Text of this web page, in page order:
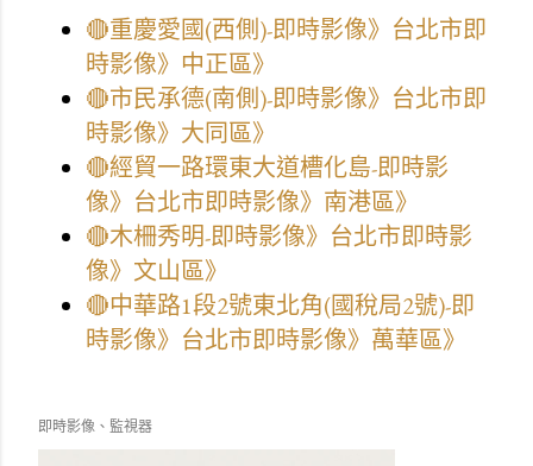
🔴重慶愛國(西側)-即時影像》台北市即
時影像》中正區》
🔴市民承德(南側)-即時影像》台北市即
時影像》大同區》
🔴經貿一路環東大道槽化島-即時影
像》台北市即時影像》南港區》
🔴木柵秀明-即時影像》台北市即時影
像》文山區》
🔴中華路1段2號東北角(國稅局2號)-即
時影像》台北市即時影像》萬華區》
即時影像、監視器